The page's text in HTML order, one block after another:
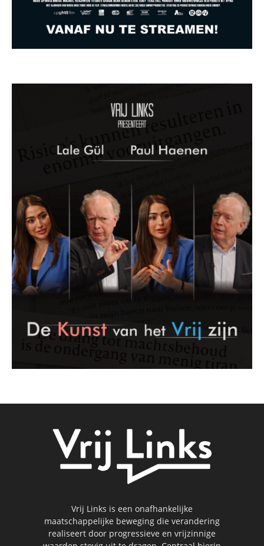
Vrij Links is een onafhankelijke
maatschappelijke beweging die verandering
realiseert door progressieve en vrijzinnige